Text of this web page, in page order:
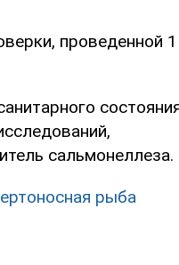
проведенной 1
сальмонеллеза.
рыба